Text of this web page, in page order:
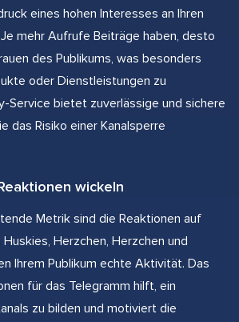
eines hohen Interesses an Ihren
mehr Aufrufe Beiträge haben, desto
des Publikums, was besonders
oder Dienstleistungen zu
Service bietet zuverlässige und sichere
das Risiko einer Kanalsperre
wickeln
Metrik sind die Reaktionen auf
Herzchen, Herzchen und
Ihrem Publikum echte Aktivität. Das
für das Telegramm hilft, ein
zu bilden und motiviert die